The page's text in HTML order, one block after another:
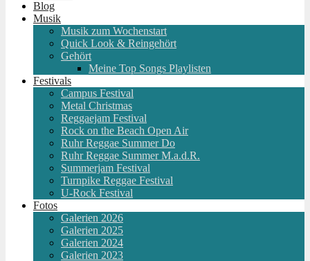
Blog
Musik
Musik zum Wochenstart
Quick Look & Reingehört
Gehört
Meine Top Songs Playlisten
Festivals
Campus Festival
Metal Christmas
Reggaejam Festival
Rock on the Beach Open Air
Ruhr Reggae Summer Do
Ruhr Reggae Summer M.a.d.R.
Summerjam Festival
Turnpike Reggae Festival
U-Rock Festival
Fotos
Galerien 2026
Galerien 2025
Galerien 2024
Galerien 2023